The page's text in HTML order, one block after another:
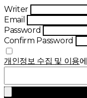
Writer
Email
Password
Confirm Password
개인정보 수집 및 이용